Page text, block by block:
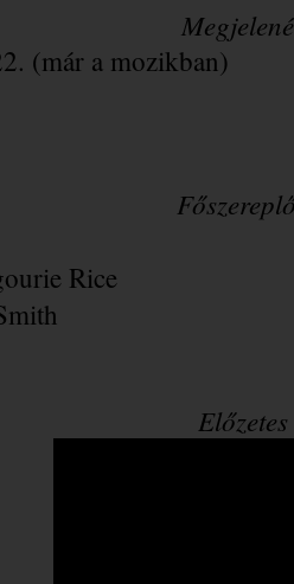
(már a mozikban)
Rice
Előzetes